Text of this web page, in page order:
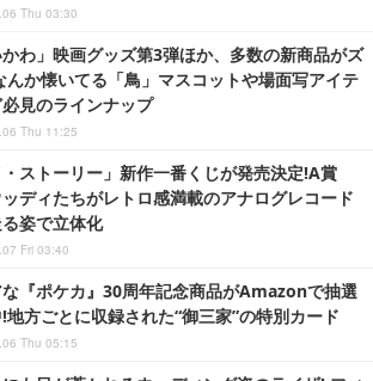
Thu 03:30
かわ」映画グッズ第3弾ほか、多数の新商品がズ
んか懐いてる「鳥」マスコットや場面写アイテ
見のラインナップ
Thu 11:25
・ストーリー」新作一番くじが発売決定!A賞
ディたちがレトロ感満載のアナログレコード
姿で立体化
Fri 03:40
『ポケカ』30周年記念商品がAmazonで抽選
地方ごとに収録された“御三家”の特別カード
Thu 05:15